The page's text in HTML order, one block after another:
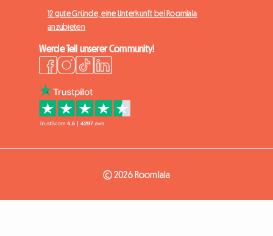
12 gute Gründe, eine Unterkunft bei Roomlala
anzubieten
Werde Teil unserer Community!
© 2026 Roomlala